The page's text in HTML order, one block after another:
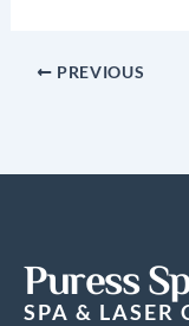
PREVIOUS
Puress
SPA & LASER